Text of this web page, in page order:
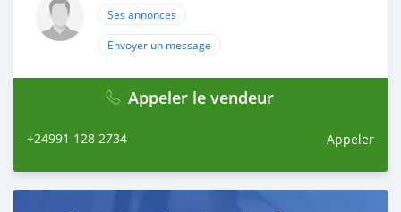
Ses annonces
Envoyer un message
Appeler le vendeur
+24991 128 2734 Appeler